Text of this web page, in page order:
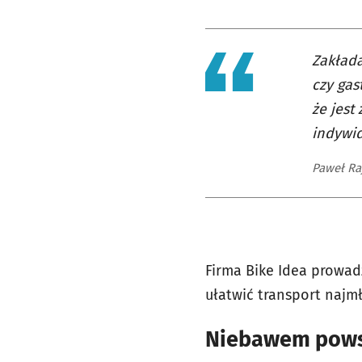
czy
że jest
Paweł
Firma Bike Idea
ułatwić transport
Niebawem